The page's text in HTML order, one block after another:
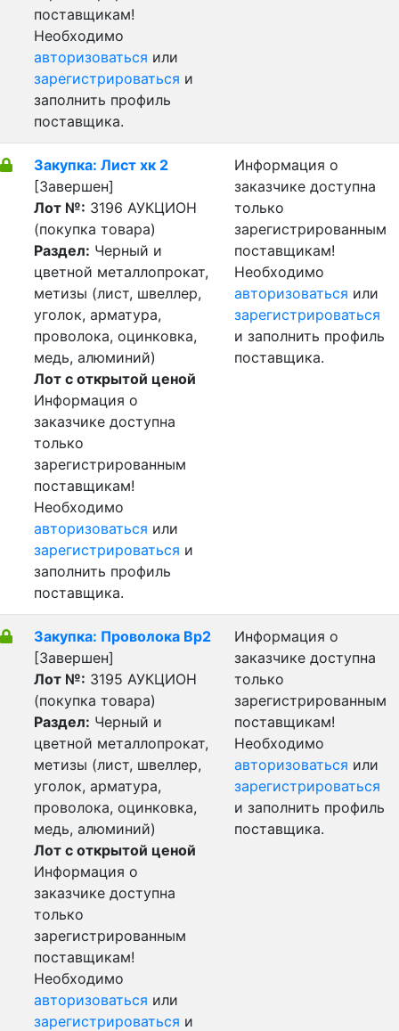
поставщикам!
Необходимо
авторизоваться или
зарегистрироваться и
заполнить профиль
поставщика.
Закупка: Лист хк 2
[Завершен]
Лот №: 3196 АУКЦИОН
(покупка товара)
Раздел: Черный и
цветной металлопрокат,
метизы (лист, швеллер,
уголок, арматура,
проволока, оцинковка,
медь, алюминий)
Лот с открытой ценой
Информация о
заказчике доступна
только
зарегистрированным
поставщикам!
Необходимо
авторизоваться или
зарегистрироваться и
заполнить профиль
поставщика.
Информация о
заказчике доступна
только
зарегистрированным
поставщикам!
Необходимо
авторизоваться или
зарегистрироваться
и заполнить профиль
поставщика.
Закупка: Проволока Вр2
[Завершен]
Лот №: 3195 АУКЦИОН
(покупка товара)
Раздел: Черный и
цветной металлопрокат,
метизы (лист, швеллер,
уголок, арматура,
проволока, оцинковка,
медь, алюминий)
Лот с открытой ценой
Информация о
заказчике доступна
только
зарегистрированным
поставщикам!
Необходимо
авторизоваться или
зарегистрироваться и
Информация о
заказчике доступна
только
зарегистрированным
поставщикам!
Необходимо
авторизоваться или
зарегистрироваться
и заполнить профиль
поставщика.